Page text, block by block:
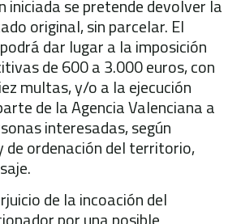
iniciada se pretende devolver la
original, sin parcelar. El
dar lugar a la imposición
de 600 a 3.000 euros, con
multas, y/o a la ejecución
de la Agencia Valenciana a
interesadas, según
de ordenación del territorio,
de la incoación del